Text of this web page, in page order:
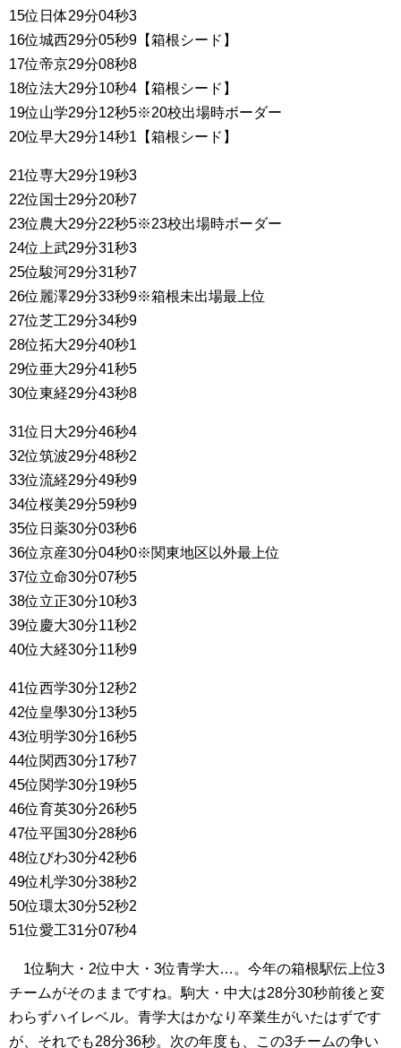
15位日体29分04秒3
16位城西29分05秒9【箱根シード】
17位帝京29分08秒8
18位法大29分10秒4【箱根シード】
19位山学29分12秒5※20校出場時ボーダー
20位早大29分14秒1【箱根シード】
21位専大29分19秒3
22位国士29分20秒7
23位農大29分22秒5※23校出場時ボーダー
24位上武29分31秒3
25位駿河29分31秒7
26位麗澤29分33秒9※箱根未出場最上位
27位芝工29分34秒9
28位拓大29分40秒1
29位亜大29分41秒5
30位東経29分43秒8
31位日大29分46秒4
32位筑波29分48秒2
33位流経29分49秒9
34位桜美29分59秒9
35位日薬30分03秒6
36位京産30分04秒0※関東地区以外最上位
37位立命30分07秒5
38位立正30分10秒3
39位慶大30分11秒2
40位大経30分11秒9
41位西学30分12秒2
42位皇學30分13秒5
43位明学30分16秒5
44位関西30分17秒7
45位関学30分19秒5
46位育英30分26秒5
47位平国30分28秒6
48位びわ30分42秒6
49位札学30分38秒2
50位環太30分52秒2
51位愛工31分07秒4
1位駒大・2位中大・3位青学大…。今年の箱根駅伝上位3
チームがそのままですね。駒大・中大は28分30秒前後と変
わらずハイレベル。青学大はかなり卒業生がいたはずです
が、それでも28分36秒。次の年度も、この3チームの争い